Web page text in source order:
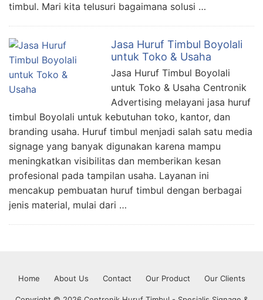
timbul. Mari kita telusuri bagaimana solusi …
Jasa Huruf Timbul Boyolali
untuk Toko & Usaha
Jasa Huruf Timbul Boyolali
untuk Toko & Usaha Centronik
Advertising melayani jasa huruf
timbul Boyolali untuk kebutuhan toko, kantor, dan
branding usaha. Huruf timbul menjadi salah satu media
signage yang banyak digunakan karena mampu
meningkatkan visibilitas dan memberikan kesan
profesional pada tampilan usaha. Layanan ini
mencakup pembuatan huruf timbul dengan berbagai
jenis material, mulai dari …
Home About Us Contact Our Product Our Clients